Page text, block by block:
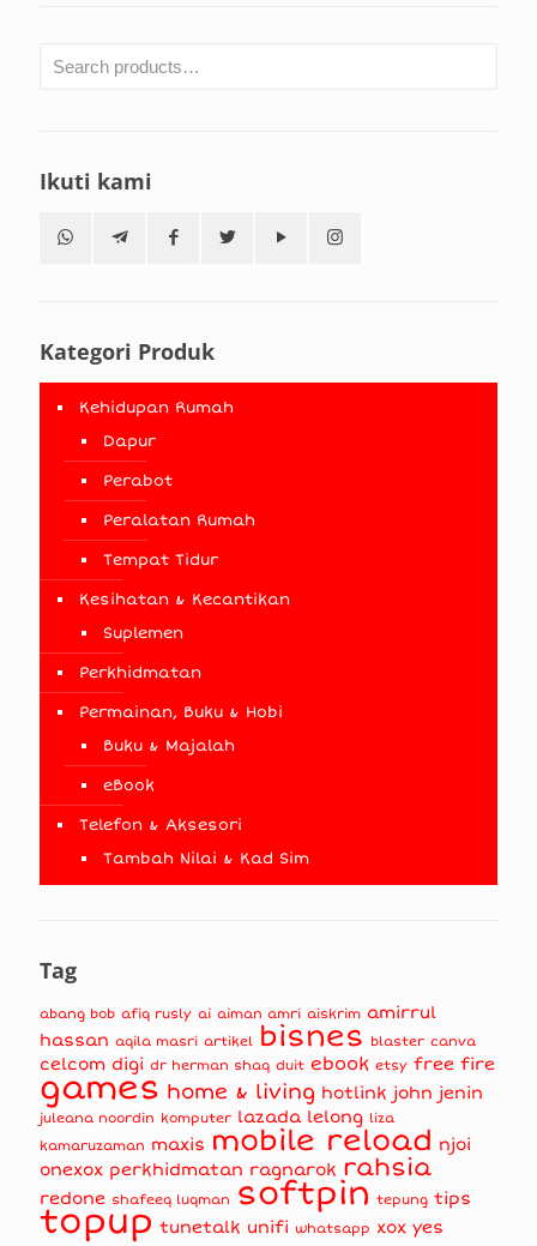
Ikuti kami
Kategori Produk
Kehidupan Rumah
Dapur
Perabot
Peralatan Rumah
Tempat Tidur
Kesihatan & Kecantikan
Suplemen
Perkhidmatan
Permainan, Buku & Hobi
Buku & Majalah
eBook
Telefon & Aksesori
Tambah Nilai & Kad Sim
Tag
abang bob afiq rusly ai aiman amri aiskrim amirrul
hassan aqila masri artikel bisnes blaster canva
celcom digi dr herman shaq duit ebook etsy free fire
games home & living hotlink john jenin
juleana noordin komputer lazada lelong liza
kamaruzaman maxis mobile reload njoi
onexox perkhidmatan ragnarok rahsia
redone shafeeq luqman softpin tepung tips
topup tunetalk unifi whatsapp xox yes